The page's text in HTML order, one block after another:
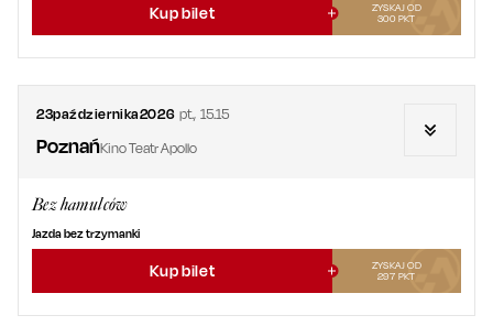
Kup bilet
ZYSKAJ OD
300 PKT
23października2026 pt.,15.15
PoznańKino Teatr Apollo
Bez hamulców
Jazda bez trzymanki
Kup bilet
ZYSKAJ OD
297 PKT